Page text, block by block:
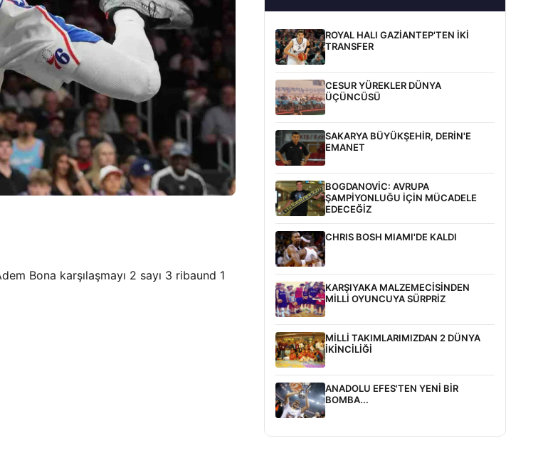
Bona karşılaşmayı 2 sayı 3 ribaund 1
ROYAL HALI GAZİANTEP'TEN İKİ
TRANSFER
CESUR YÜREKLER DÜNYA
ÜÇÜNCÜSÜ
SAKARYA BÜYÜKŞEHİR, DERİN'E
EMANET
BOGDANOVİC: AVRUPA
ŞAMPİYONLUĞU İÇİN MÜCADELE
EDECEĞİZ
CHRIS BOSH MIAMI'DE KALDI
KARŞIYAKA MALZEMECİSİNDEN
MİLLİ OYUNCUYA SÜRPRİZ
MİLLİ TAKIMLARIMIZDAN 2 DÜNYA
İKİNCİLİĞİ
ANADOLU EFES'TEN YENİ BİR
BOMBA...